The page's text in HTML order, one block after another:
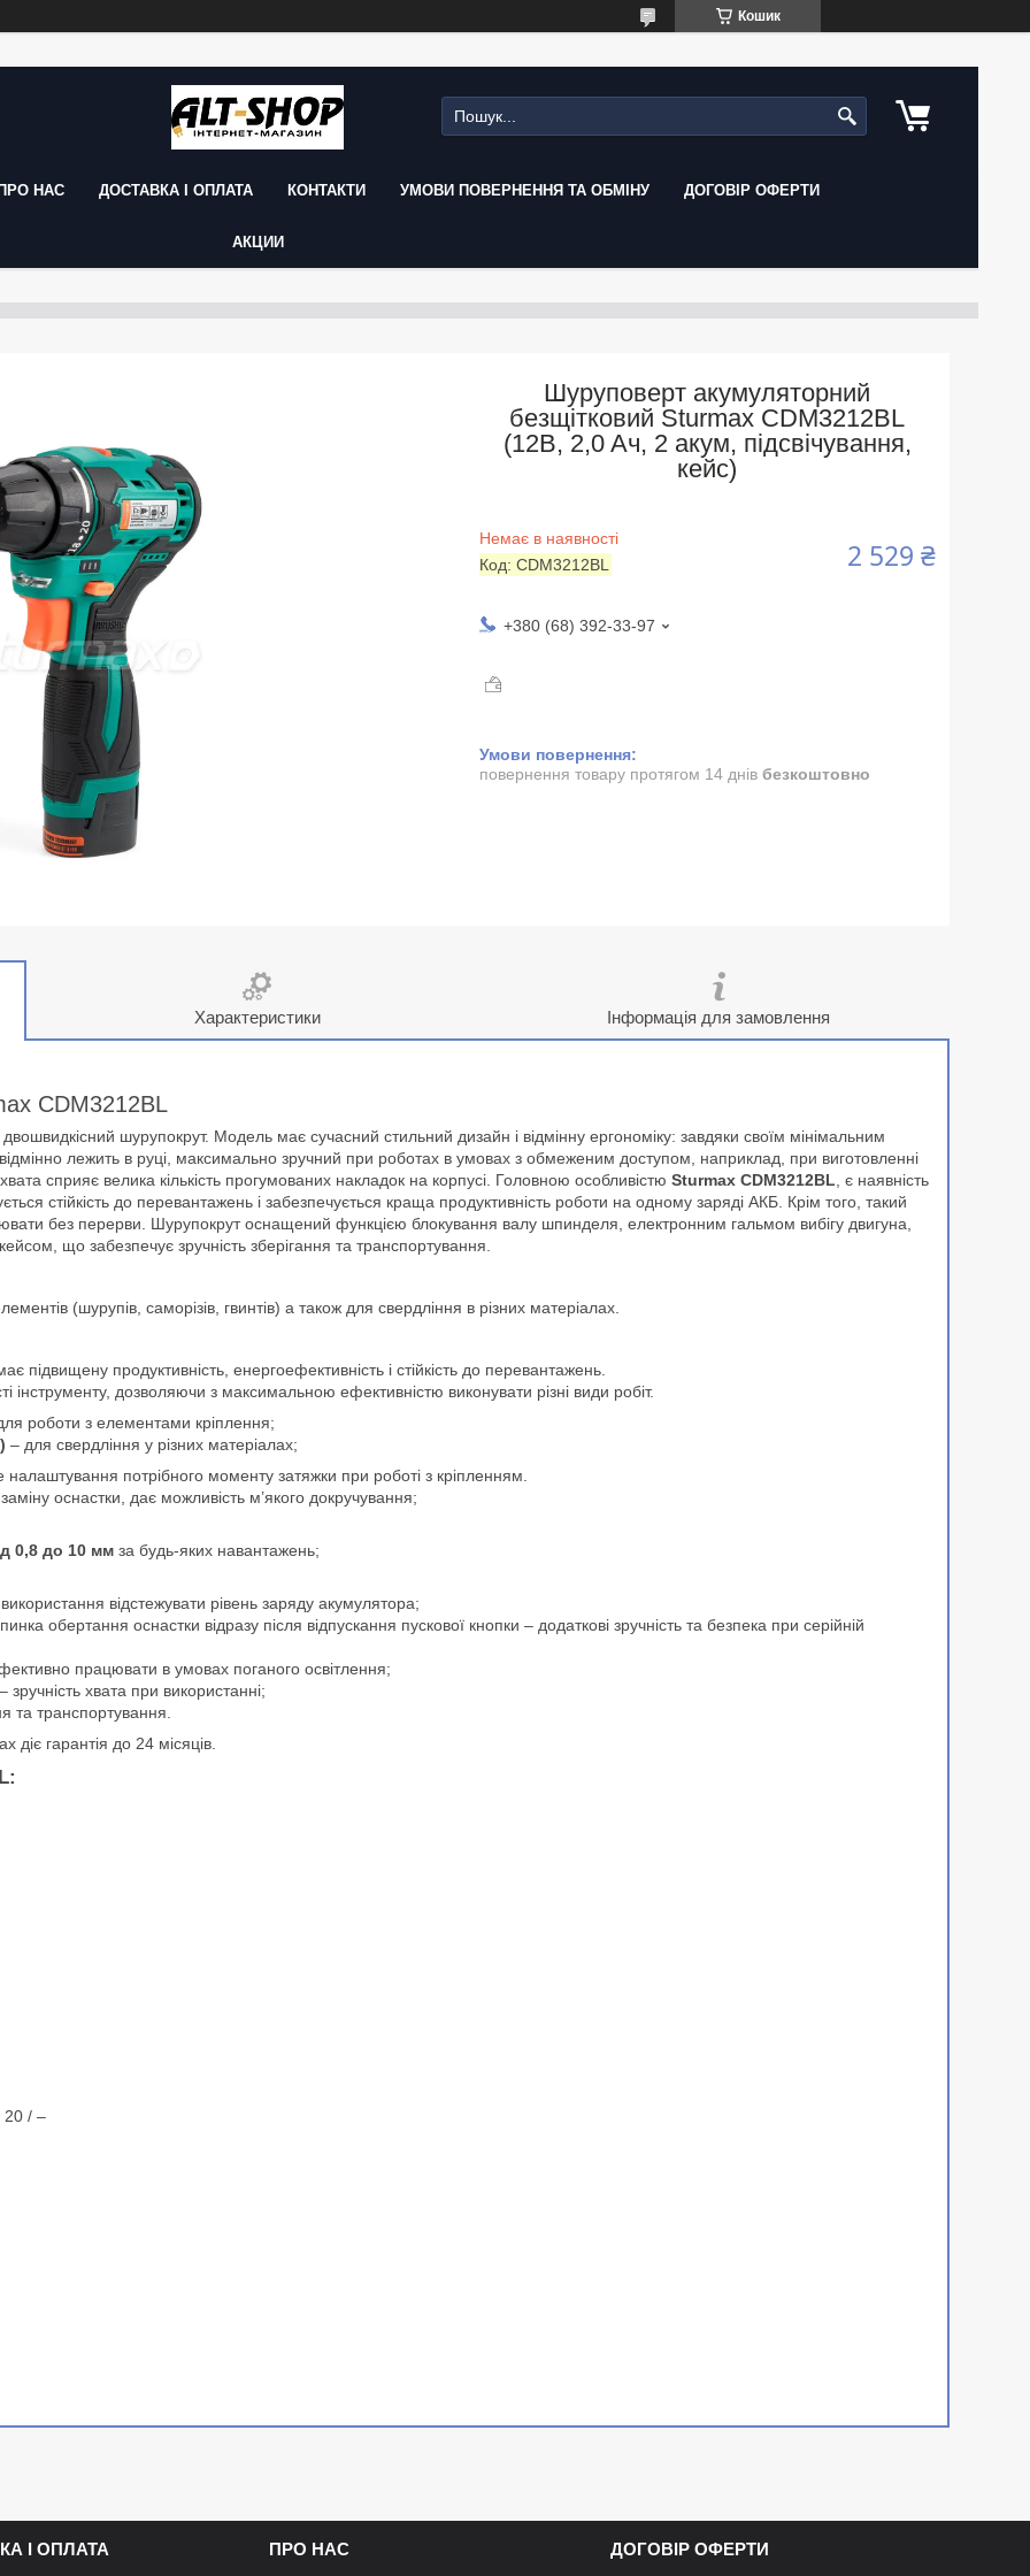
Кошик
НАС ДОСТАВКА І ОПЛАТА КОНТАКТИ УМОВИ ПОВЕРНЕННЯ ТА ОБМІНУ ДОГОВІР ОФЕРТИ
АКЦИИ
Шуруповерт акумуляторний
безщітковий Sturmax CDM3212BL
(12B, 2,0 Aч, 2 акум, підсвічування,
кейс)
Немає в наявності
Код: CDM3212BL 2 529 ₴
+380 (68) 392-33-97
повернення товару протягом 14 днів безкоштовно
Характеристики Інформація для замовлення
CDM3212BL
шурупокрут. Модель має сучасний стильний дизайн і відмінну ергономіку: завдяки своїм мінімальним
лежить в руці, максимально зручний при роботах в умовах з обмеженим доступом, наприклад, при виготовленні
сприяє велика кількість прогумованих накладок на корпусі. Головною особливістю Sturmax CDM3212BL , є наявність
стійкість до перевантажень і забезпечується краща продуктивність роботи на одному заряді АКБ. Крім того, такий
без перерви. Шурупокрут оснащений функцією блокування валу шпинделя, електронним гальмом вибігу двигуна,
що забезпечує зручність зберігання та транспортування.
(шурупів, саморізів, гвинтів) а також для свердління в різних матеріалах.
підвищену продуктивність, енергоефективність і стійкість до перевантажень.
дозволяючи з максимальною ефективністю виконувати різні види робіт.
роботи з елементами кріплення;
– для свердління у різних матеріалах;
налаштування потрібного моменту затяжки при роботі з кріпленням.
оснастки, дає можливість м’якого докручування;
0,8 до 10 мм за будь-яких навантажень;
відстежувати рівень заряду акумулятора;
обертання оснастки відразу після відпускання пускової кнопки – додаткові зручність та безпека при серійній
працювати в умовах поганого освітлення;
зручність хвата при використанні;
та транспортування.
діє гарантія до 24 місяців.
20 / –
І ОПЛАТА ПРО НАС ДОГОВІР ОФЕРТИ